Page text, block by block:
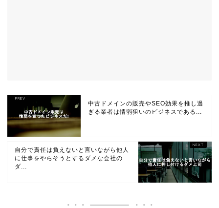
中古ドメインの販売やSEO効果を推し過
ぎる業者は情弱狙いのビジネスである...
自分で責任は負えないと言いながら他人
に仕事をやらそうとするダメな会社の
ダ...